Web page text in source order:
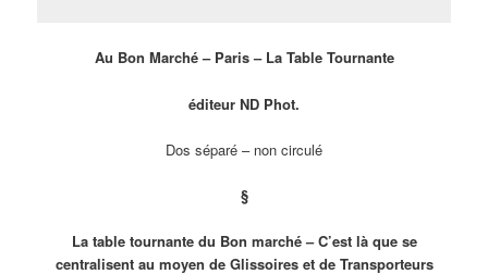
Au Bon Marché – Paris – La Table Tournante
éditeur ND Phot.
Dos séparé – non circulé
§
La table tournante du Bon marché – C’est là que se
centralisent au moyen de Glissoires et de Transporteurs